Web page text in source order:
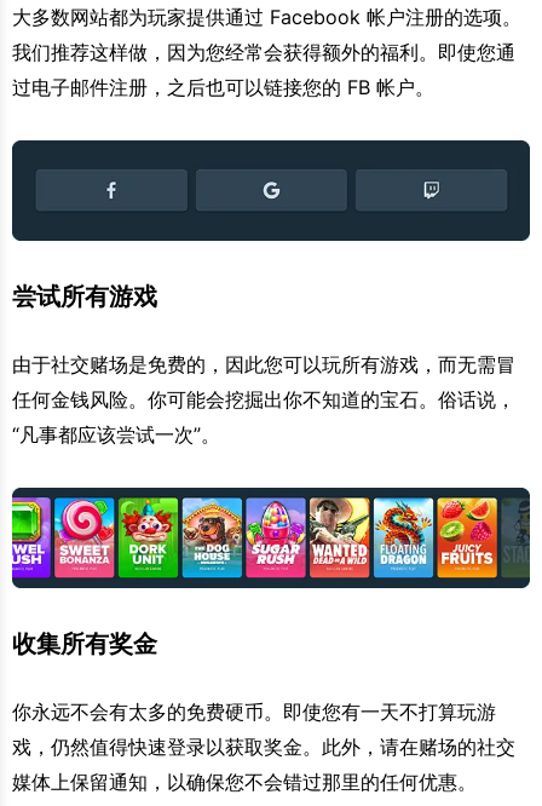
大多数网站都为玩家提供通过 Facebook 帐户注册的选项。
我们推荐这样做，因为您经常会获得额外的福利。即使您通
过电子邮件注册，之后也可以链接您的 FB 帐户。
尝试所有游戏
由于社交赌场是免费的，因此您可以玩所有游戏，而无需冒
任何金钱风险。你可能会挖掘出你不知道的宝石。俗话说，
“凡事都应该尝试一次”。
收集所有奖金
你永远不会有太多的免费硬币。即使您有一天不打算玩游
戏，仍然值得快速登录以获取奖金。此外，请在赌场的社交
媒体上保留通知，以确保您不会错过那里的任何优惠。